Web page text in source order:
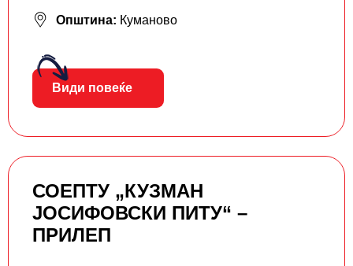
Општина: Куманово
Види повеќе
СОЕПТУ „КУЗМАН
ЈОСИФОВСКИ ПИТУ“ –
ПРИЛЕП